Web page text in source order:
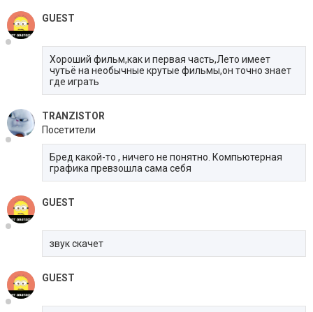
GUEST
Хороший фильм,как и первая часть,Лето имеет
чутьё на необычные крутые фильмы,он точно знает
где играть
TRANZISTOR
Посетители
Бред какой-то , ничего не понятно. Компьютерная
графика превзошла сама себя
GUEST
звук скачет
GUEST